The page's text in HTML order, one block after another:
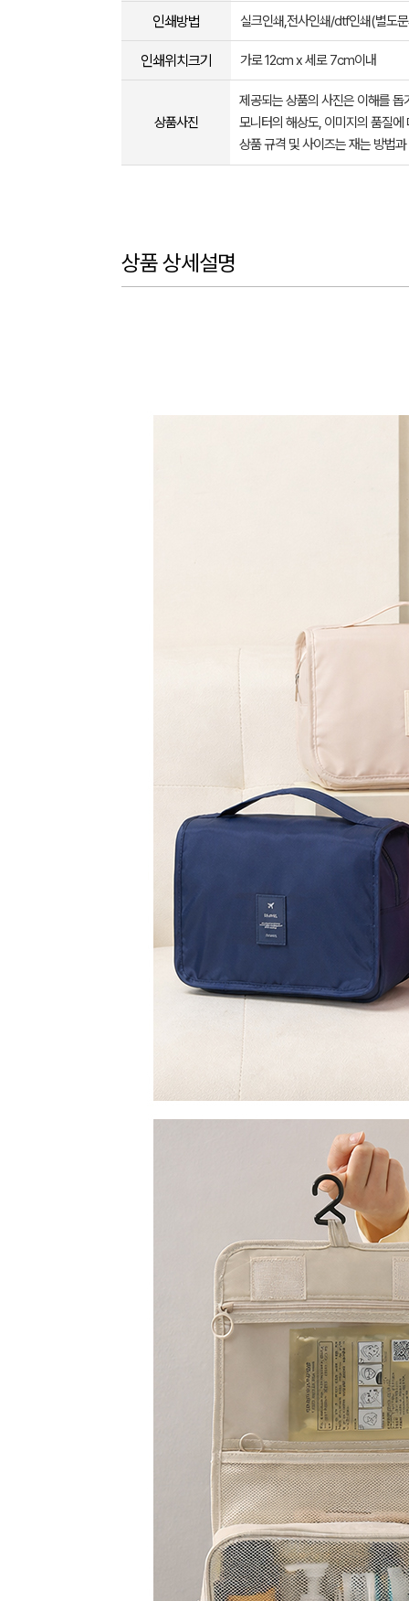
인쇄방법 실크인쇄,전사인쇄/dtf인쇄(별도
인쇄위치크기 가로 12cm x 세로 7cm이내
상품사진
제공되는 상품의 사진은 이해를
모니터의 해상도, 이미지의 품질
상품 규격 및 사이즈는 재는 방법
상품 상세설명